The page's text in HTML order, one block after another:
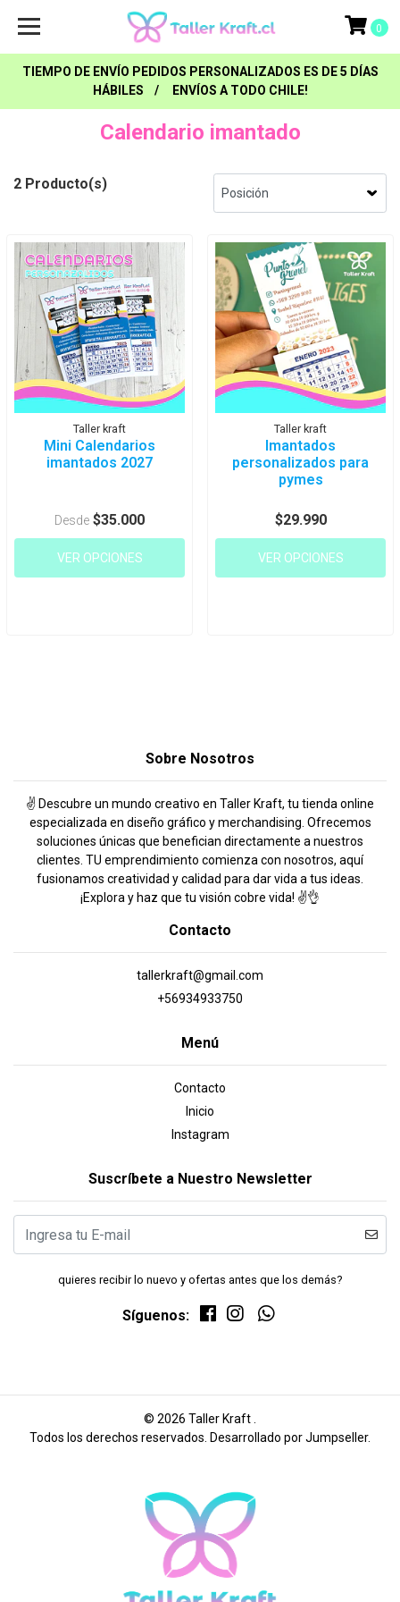
TIEMPO DE ENVÍO PEDIDOS PERSONALIZADOS ES DE 5 DÍAS
HÁBILES / ENVÍOS A TODO CHILE!
0
Calendario imantado
2 Producto(s)
Taller kraft
Mini Calendarios
imantados 2027
Desde $35.000
VER OPCIONES
Taller kraft
Imantados
personalizados para
pymes
$29.990
VER OPCIONES
Sobre Nosotros
✌️ Descubre un mundo creativo en Taller Kraft, tu tienda online
especializada en diseño gráfico y merchandising. Ofrecemos
soluciones únicas que benefician directamente a nuestros
clientes. TU emprendimiento comienza con nosotros, aquí
fusionamos creatividad y calidad para dar vida a tus ideas.
¡Explora y haz que tu visión cobre vida! ✌️👌
Contacto
tallerkraft@gmail.com
+56934933750
Menú
Contacto
Inicio
Instagram
Suscríbete a Nuestro Newsletter
quieres recibir lo nuevo y ofertas antes que los demás?
Síguenos:
© 2026 Taller Kraft .
Todos los derechos reservados. Desarrollado por Jumpseller.